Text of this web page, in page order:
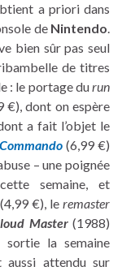
a priori dans
de Nintendo.
bien sûr pas seul
de titres
: le portage durun
€), dont on espère
a fait l’objet le
(6,99 €)
– une poignée
semaine, et
€), leremaster
Master(1988)
la semaine
aussi attendu sur